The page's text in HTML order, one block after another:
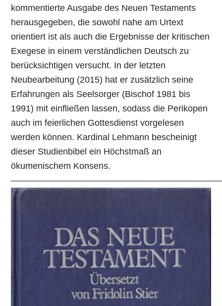
kommentierte Ausgabe des Neuen Testaments
herausgegeben, die sowohl nahe am Urtext
orientiert ist als auch die Ergebnisse der kritischen
Exegese in einem verständlichen Deutsch zu
berücksichtigen versucht. In der letzten
Neubearbeitung (2015) hat er zusätzlich seine
Erfahrungen als Seelsorger (Bischof 1981 bis
1991) mit einfließen lassen, sodass die Perikopen
auch im feierlichen Gottesdienst vorgelesen
werden können. Kardinal Lehmann bescheinigt
dieser Studienbibel ein Höchstmaß an
ökumenischem Konsens.